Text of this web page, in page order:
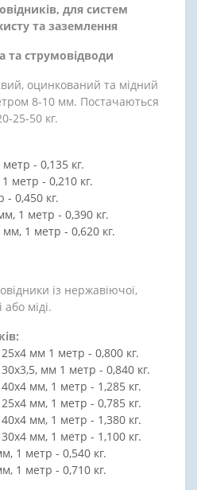
для систем
та заземлення
та струмовідводи
оцинкований та мідний
8-10 мм. Постачаються
25-50 кг.
- 0,135 кг.
метр - 0,210 кг.
- 0,450 кг.
1 метр - 0,390 кг.
1 метр - 0,620 кг.
із нержавіючої,
міді.
мм 1 метр - 0,800 кг.
мм 1 метр - 0,840 кг.
мм, 1 метр - 1,285 кг.
мм, 1 метр - 0,785 кг.
мм, 1 метр - 1,380 кг.
мм, 1 метр - 1,100 кг.
1 метр - 0,540 кг.
1 метр - 0,710 кг.